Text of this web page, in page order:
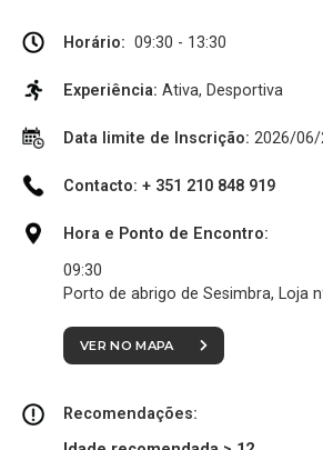
Horário: 09:30 - 13:30
Experiência: Ativa, Desportiva
Data limite de Inscrição: 2026/06/
Contacto: + 351 210 848 919
Hora e Ponto de Encontro:
09:30
Porto de abrigo de Sesimbra, Loja
VER NO MAPA
Recomendações: